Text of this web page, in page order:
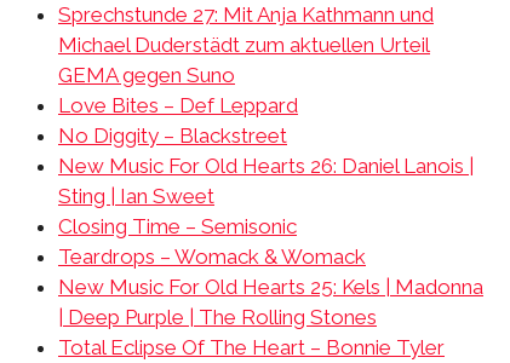
Sprechstunde 27: Mit Anja Kathmann und
Michael Duderstädt zum aktuellen Urteil
GEMA gegen Suno
Love Bites – Def Leppard
No Diggity – Blackstreet
New Music For Old Hearts 26: Daniel Lanois |
Sting | Ian Sweet
Closing Time – Semisonic
Teardrops – Womack & Womack
New Music For Old Hearts 25: Kels | Madonna
| Deep Purple | The Rolling Stones
Total Eclipse Of The Heart – Bonnie Tyler